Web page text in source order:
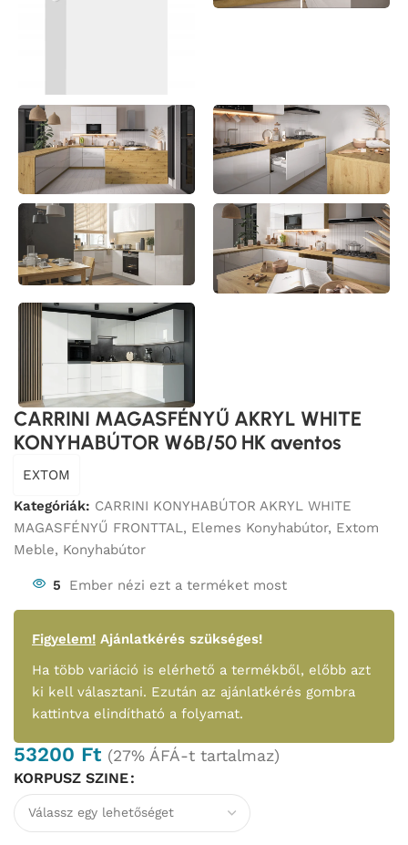
CARRINI MAGASFÉNYŰ AKRYL WHITE
KONYHABÚTOR W6B/50 HK aventos
EXTOM
Kategóriák: CARRINI KONYHABÚTOR AKRYL WHITE
MAGASFÉNYŰ FRONTTAL , Elemes Konyhabútor, Extom
Meble, Konyhabútor
5 Ember nézi ezt a terméket most
Figyelem! Ajánlatkérés szükséges!
Ha több variáció is elérhető a termékből, előbb azt
ki kell választani. Ezután az ajánlatkérés gombra
kattintva elindítható a folyamat.
53200 Ft (27% ÁFÁ-t tartalmaz)
KORPUSZ SZINE